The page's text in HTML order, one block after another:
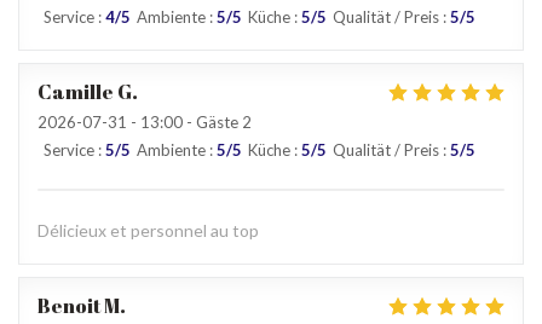
Service :4/5 Ambiente :5/5 Küche :5/5 Qualität / Preis :5/5
Camille G
2026-07-31 - 13:00 - Gäste 2
Service :5/5 Ambiente :5/5 Küche :5/5 Qualität / Preis :5/5
Délicieux et personnel au top
BenoitM